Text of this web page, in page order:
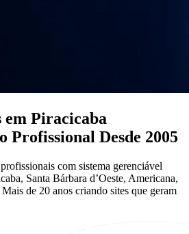
em Piracicaba
Profissional Desde 2005
com sistema gerenciável
Santa Bárbara d’Oeste, Americana,
de 20 anos criando sites que geram